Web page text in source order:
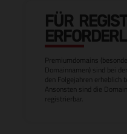
FÜR
Premiumdomains
Domainnamen) sind bei
den Folgejahren erheblich
Ansonsten sind die
registrierbar.